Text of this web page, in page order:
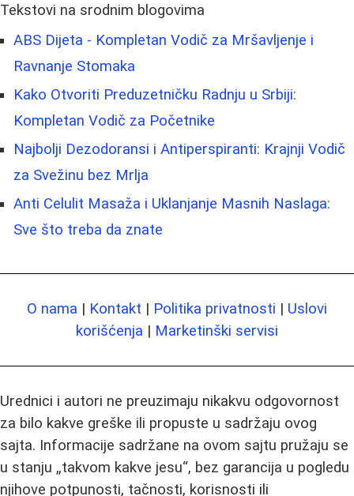
Tekstovi na srodnim blogovima
ABS Dijeta - Kompletan Vodič za Mršavljenje i
Ravnanje Stomaka
Kako Otvoriti Preduzetničku Radnju u Srbiji:
Kompletan Vodič za Početnike
Najbolji Dezodoransi i Antiperspiranti: Krajnji Vodič
za Svežinu bez Mrlja
Anti Celulit Masaža i Uklanjanje Masnih Naslaga:
Sve što treba da znate
O nama | Kontakt | Politika privatnosti | Uslovi
korišćenja | Marketinški servisi
Urednici i autori ne preuzimaju nikakvu odgovornost
za bilo kakve greške ili propuste u sadržaju ovog
sajta. Informacije sadržane na ovom sajtu pružaju se
u stanju „takvom kakve jesu“, bez garancija u pogledu
njihove potpunosti, tačnosti, korisnosti ili